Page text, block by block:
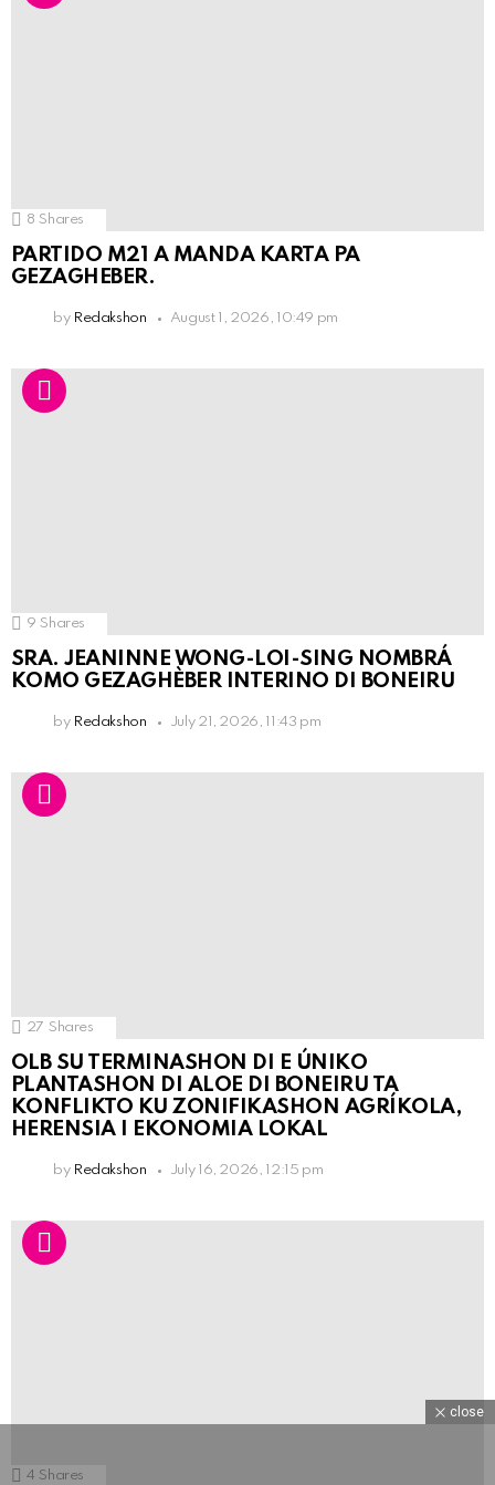
8 Shares
PARTIDO M21 A MANDA KARTA PA
GEZAGHEBER.
by Redakshon August 1, 2026, 10:49 pm
9 Shares
SRA. JEANINNE WONG-LOI-SING NOMBRÁ
KOMO GEZAGHÈBER INTERINO DI BONEIRU
by Redakshon July 21, 2026, 11:43 pm
27 Shares
OLB SU TERMINASHON DI E ÚNIKO
PLANTASHON DI ALOE DI BONEIRU TA
KONFLIKTO KU ZONIFIKASHON AGRÍKOLA,
HERENSIA I EKONOMIA LOKAL
by Redakshon July 16, 2026, 12:15 pm
4 Shares
close